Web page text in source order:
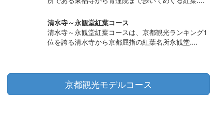
清水寺～永観堂紅葉コース
清水寺～永観堂紅葉コースは、京都観光ランキング1
位を誇る清水寺から京都屈指の紅葉名所永観堂....
京都観光モデルコース